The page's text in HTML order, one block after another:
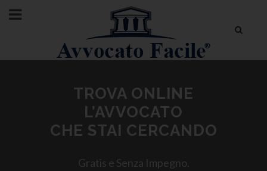
TROVA ONLINE
L’AVVOCATO
CHE STAI CERCANDO
Gratis e Senza Impegno.